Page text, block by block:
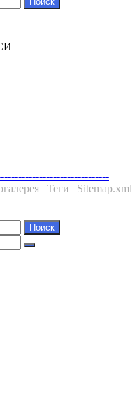
| Теги | Sitemap.xml |
Search